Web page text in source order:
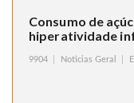
Consumo de
hiperatividade
9904 Noticias Geral